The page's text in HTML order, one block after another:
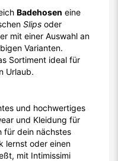
Badehosen eine
Slips oder
mit einer Auswahl an
Varianten.
Sortiment ideal für
Urlaub.
und hochwertiges
und Kleidung für
für dein nächstes
lernst oder einen
mit Intimissimi